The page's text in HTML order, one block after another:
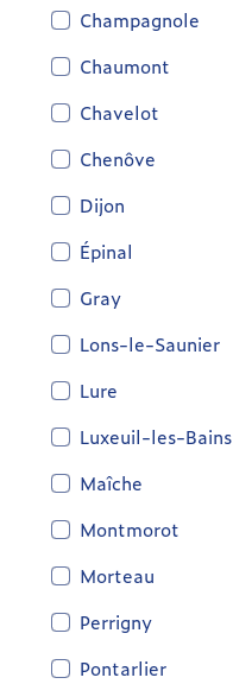
Champagnole
Chaumont
Chavelot
Chenôve
Dijon
Épinal
Gray
Lons-le-Saunier
Lure
Luxeuil-les-Bains
Maîche
Montmorot
Morteau
Perrigny
Pontarlier